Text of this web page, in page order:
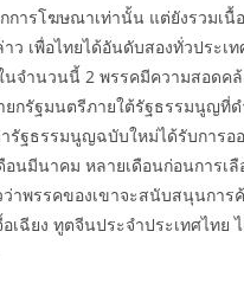
การโฆษณาเท่านั้น แต่ยังรวมเ
เพื่อไทยได้อันดับสองทั่วประเ
จำนวนนี้ 2 พรรคมีความสอดค
กรัฐมนตรีภายใต้รัฐธรรมนูญที่
ฐธรรมนูญฉบับใหม่ได้รับการอ
มีนาคม หลายเดือนก่อนการเ
พรรคของเขาจะสนับสนุนกา
เฉียง ทูตจีนประจำประเทศไท